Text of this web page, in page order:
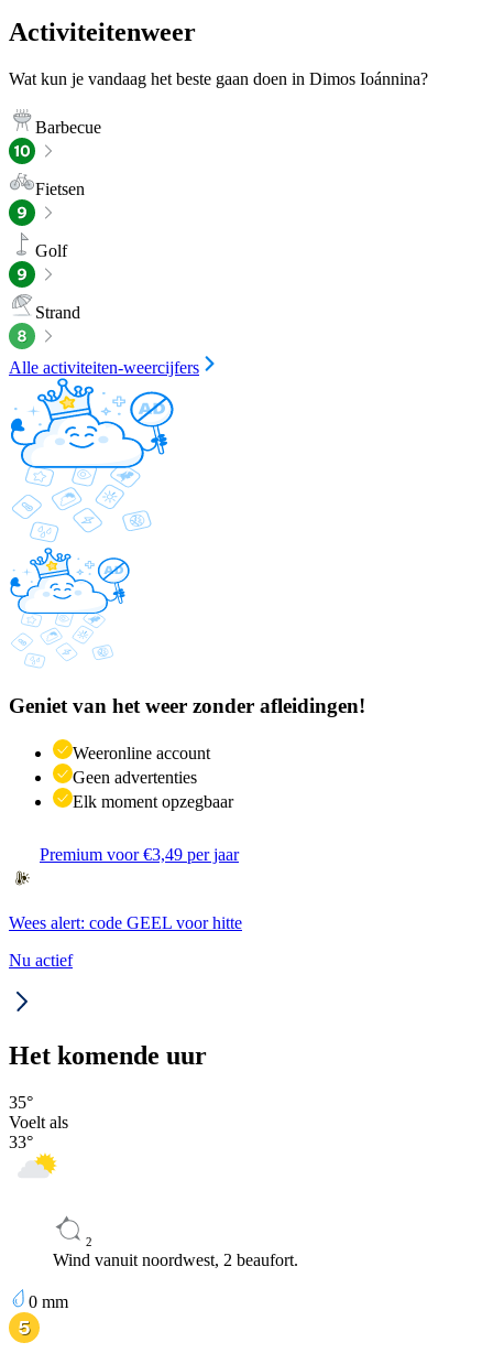
Activiteitenweer
Wat kun je vandaag het beste gaan doen in Dimos Ioánnina?
Barbecue
Fietsen
Golf
Strand
Alle activiteiten-weercijfers
Geniet van het weer zonder afleidingen!
Weeronline account
Geen advertenties
Elk moment opzegbaar
Premium voor €3,49 per jaar
Wees alert: code GEEL voor hitte
Nu actief
Het komende uur
35°
Voelt als
33°
2
Wind vanuit noordwest, 2 beaufort.
0 mm